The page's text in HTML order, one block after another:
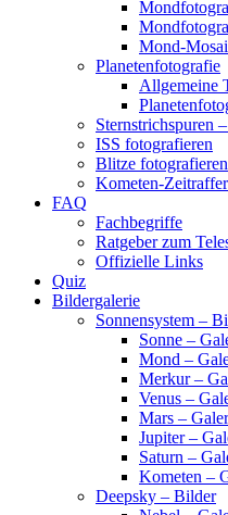
Mond-
Planetenfotografie
Allgemeine
Sternstrichspuren
ISS fotografieren
Blitze fotografieren
Kometen-
FAQ
Fachbegriffe
Ratgeber zum
Offizielle Links
Quiz
Bildergalerie
Sonnensystem –
Sonne –
Mond –
Merkur –
Venus –
Mars –
Jupiter –
Saturn –
Kometen –
Deepsky – Bilder